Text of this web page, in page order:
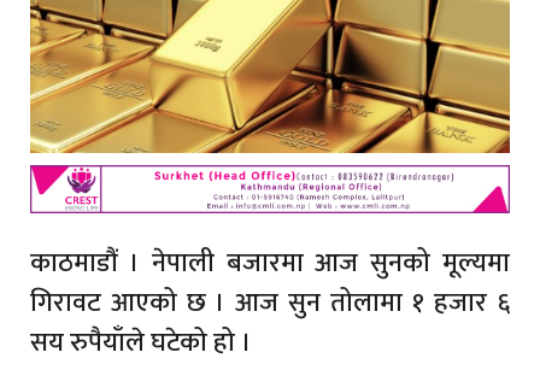
काठमाडौं । नेपाली बजारमा आज सुनको मूल्यमा
गिरावट आएको छ । आज सुन तोलामा १ हजार ६
सय रुपैयाँले घटेको हो ।